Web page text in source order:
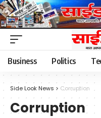
Business Politics
Side Look News > Corruption
Corruption